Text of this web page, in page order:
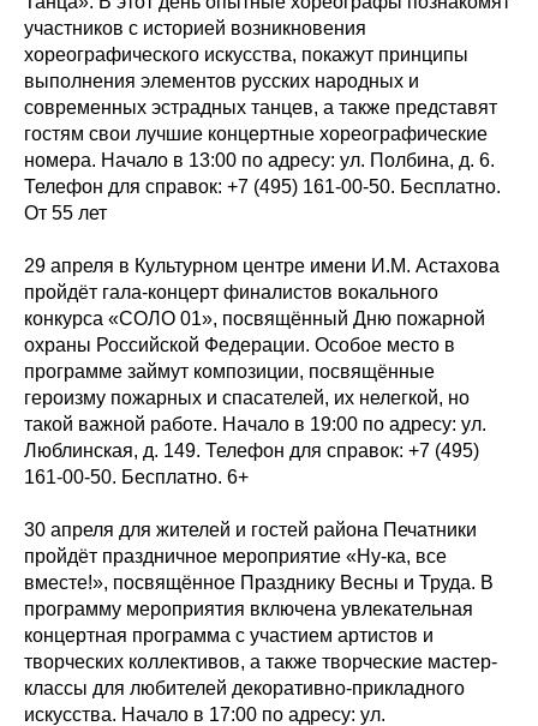
участников с историей возникновения
хореографического искусства, покажут принципы
выполнения элементов русских народных и
современных эстрадных танцев, а также представят
гостям свои лучшие концертные хореографические
номера. Начало в 13:00 по адресу: ул. Полбина, д. 6.
Телефон для справок: +7 (495) 161-00-50. Бесплатно.
От 55 лет
29 апреля в Культурном центре имени И.М. Астахова
пройдёт гала-концерт финалистов вокального
конкурса «СОЛО 01», посвящённый Дню пожарной
охраны Российской Федерации. Особое место в
программе займут композиции, посвящённые
героизму пожарных и спасателей, их нелегкой, но
такой важной работе. Начало в 19:00 по адресу: ул.
Люблинская, д. 149. Телефон для справок: +7 (495)
161-00-50. Бесплатно. 6+
30 апреля для жителей и гостей района Печатники
пройдёт праздничное мероприятие «Ну-ка, все
вместе!», посвящённое Празднику Весны и Труда. В
программу мероприятия включена увлекательная
концертная программа с участием артистов и
творческих коллективов, а также творческие мастер-
классы для любителей декоративно-прикладного
искусства. Начало в 17:00 по адресу: ул.